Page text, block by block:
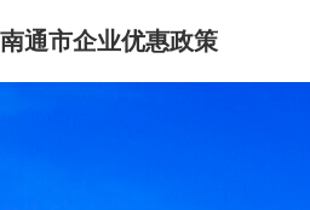
南通市企业优惠政策